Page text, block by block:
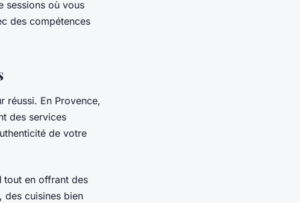
sessions où vous
des compétences
réussi. En Provence,
des services
de votre
tout en offrant des
des cuisines bien